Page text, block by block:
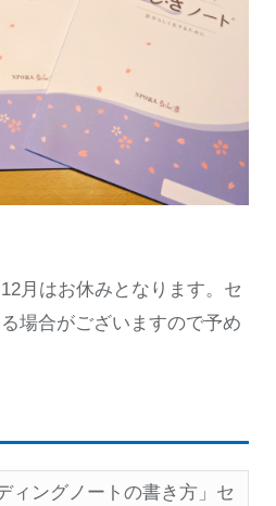
月はお休みとなります。セ
場合がございますので予め
ィングノートの書き方」セ